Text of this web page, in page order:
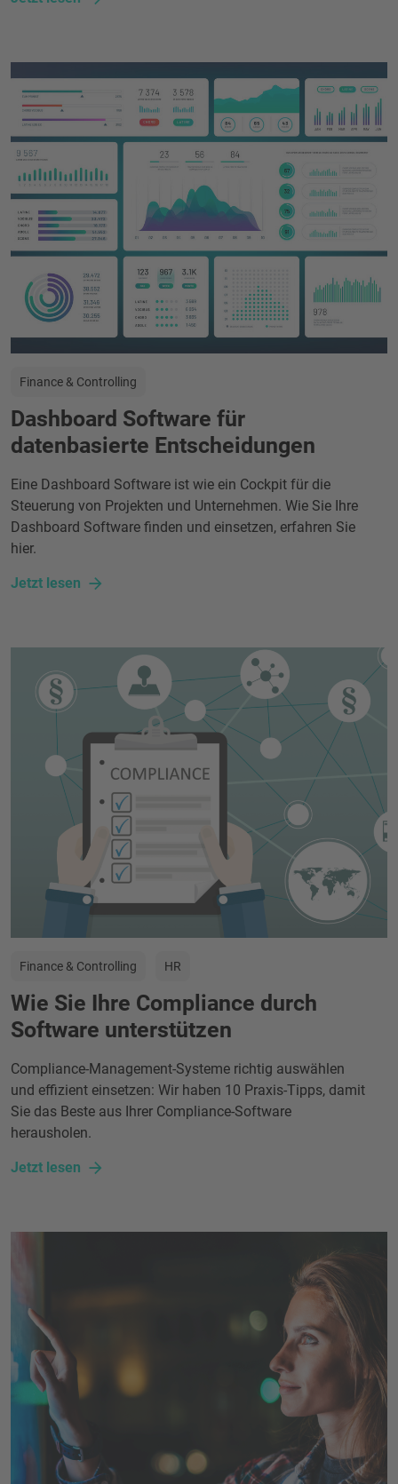
Finance & Controlling
Dashboard Software für
datenbasierte Entscheidungen
Eine Dashboard Software ist wie ein Cockpit für die
Steuerung von Projekten und Unternehmen. Wie Sie Ihre
Dashboard Software finden und einsetzen, erfahren Sie
hier.
Jetzt lesen
Finance & Controlling HR
Wie Sie Ihre Compliance durch
Software unterstützen
Compliance-Management-Systeme richtig auswählen
und effizient einsetzen: Wir haben 10 Praxis-Tipps, damit
Sie das Beste aus Ihrer Compliance-Software
herausholen.
Jetzt lesen